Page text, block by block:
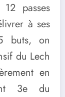
passes
à ses
buts, on
du Lech
en
3e du